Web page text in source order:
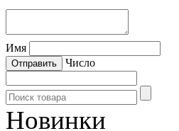
Имя
Число
Новинки